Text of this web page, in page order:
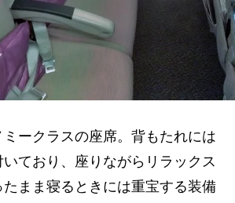
ークラスの座席。背もたれには
ており、座りながらリラックス
まま寝るときには重宝する装備